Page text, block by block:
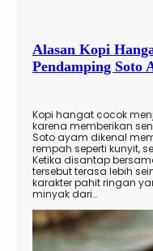
Alasan Kopi
Pendamping Soto
Kopi hangat cocok
karena memberikan
Soto ayam dikenal
rempah seperti kunyit,
Ketika disantap
tersebut terasa lebih
karakter pahit ringan
minyak dari…